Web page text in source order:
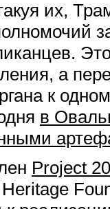
их,
а
к
в
Project